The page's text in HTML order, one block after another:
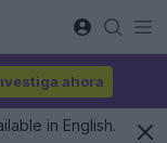
ahora
in English.